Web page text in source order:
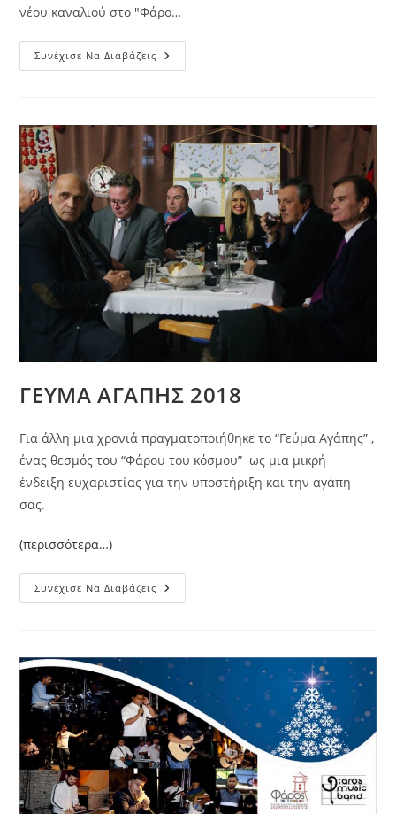
νέου καναλιού στο "Φάρο…
Συνέχισε Να Διαβάζεις Ποδαρικό
Στο
ΓΕΥΜΑ ΑΓΑΠΗΣ 2018
Για άλλη μια χρονιά πραγματοποιήθηκε το “Γεύμα Αγάπης” ,
ένας θεσμός του “Φάρου του κόσμου” ως μια μικρή
ένδειξη ευχαριστίας για την υποστήριξη και την αγάπη
σας.
(περισσότερα…)
Συνέχισε Να Διαβάζεις ΓΕΥΜΑ
ΑΓΑΠΗΣ